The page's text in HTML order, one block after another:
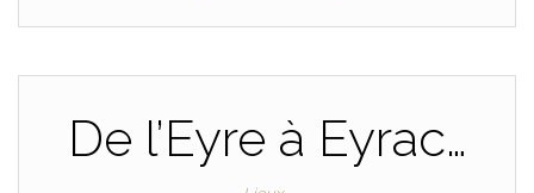
De l’Eyre à Eyrac…